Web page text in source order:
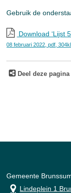
Gebruik de
Download ‘Lijst
08 februari 2022,pdf ,
Deel deze pagina
Gemeente
Lindeplein 1